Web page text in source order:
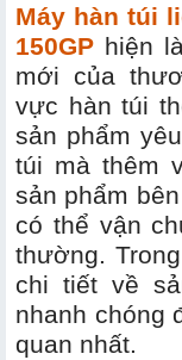
Máy hàn túi
150GP hiện
mới của
vực hàn túi
sản phẩm
túi mà thêm
sản phẩm
có thể vận
thường.
chi tiết về
nhanh chóng
quan nhất.